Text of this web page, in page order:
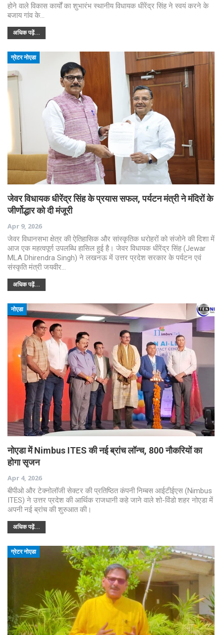
होने वाले विकास कार्यों का शुभारंभ स्थानीय विधायक धीरेंद्र सिंह ने स्वयं करने के
बजाय गांव के…
अधिक पढ़ें...
ग्रेटर नोएडा
जेवर विधायक धीरेंद्र सिंह के प्रयास सफल, पर्यटन मंत्री ने मंदिरों के
जीर्णोद्धार को दी मंजूरी
Apr 9, 2026
जेवर विधानसभा क्षेत्र की ऐतिहासिक और सांस्कृतिक धरोहरों को संजोने की दिशा में
आज एक महत्वपूर्ण उपलब्धि हासिल हुई है। जेवर विधायक धीरेंद्र सिंह (Jewar
MLA Dhirendra Singh) ने लखनऊ में उत्तर प्रदेश सरकार के पर्यटन एवं
संस्कृति मंत्री जयवीर…
अधिक पढ़ें...
नोएडा
नोएडा में Nimbus ITES की नई ब्रांच लॉन्च, 800 नौकरियों का
होगा सृजन
Apr 4, 2026
बीपीओ और टेक्नोलॉजी सेक्टर की प्रतिष्ठित कंपनी निम्बस आईटीईएस (Nimbus
ITES) ने उत्तर प्रदेश की आर्थिक राजधानी कहे जाने वाले शो-विंडो शहर नोएडा में
अपनी नई ब्रांच की शुरुआत की।
अधिक पढ़ें...
ग्रेटर नोएडा